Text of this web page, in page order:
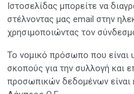
Ιστοσελίδας μπορείτε να
στέλνοντας μας email στην
χρησιμοποιώντας τον
Το νομικό πρόσωπο που είναι
σκοπούς για την συλλογή και
προσωπικών δεδομένων